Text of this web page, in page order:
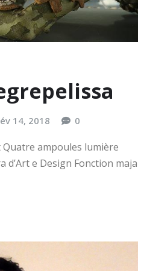
14, 2018 0
Quatre ampoules lumière
d’Art e Design Fonction maja